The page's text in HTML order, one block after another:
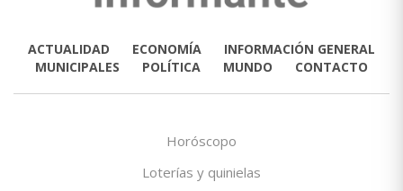
ACTUALIDAD ECONOMÍA
INFORMACIÓN GENERAL
MUNICIPALES
POLÍTICA MUNDO CONTACTO
Horóscopo
Loterías y quinielas